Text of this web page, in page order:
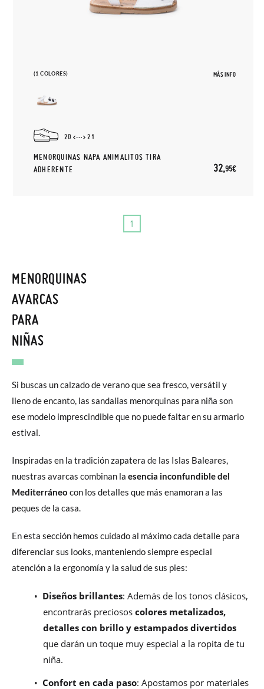
(1 COLORES) MÁS INFO
20 21
MENORQUINAS NAPA ANIMALITOS TIRA
ADHERENTE
32,95€
1
MENORQUINAS
AVARCAS
PARA
NIÑAS
Si buscas un calzado de verano que sea fresco, versátil y
lleno de encanto, las sandalias menorquinas para niña son
ese modelo imprescindible que no puede faltar en su armario
estival.
Inspiradas en la tradición zapatera de las Islas Baleares,
nuestras avarcas combinan la esencia inconfundible del
Mediterráneo con los detalles que más enamoran a las
peques de la casa.
En esta sección hemos cuidado al máximo cada detalle para
diferenciar sus looks, manteniendo siempre especial
atención a la ergonomía y la salud de sus pies:
• Diseños brillantes: Además de los tonos clásicos,
encontrarás preciosos colores metalizados,
detalles con brillo y estampados divertidos
que darán un toque muy especial a la ropita de tu
niña.
• Confort en cada paso: Apostamos por materiales